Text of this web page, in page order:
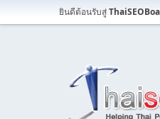
ยินดีต้อนรับสู่